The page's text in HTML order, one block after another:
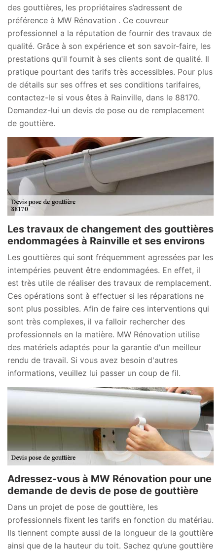
des gouttières, les propriétaires s’adressent de
préférence à MW Rénovation . Ce couvreur
professionnel a la réputation de fournir des travaux de
qualité. Grâce à son expérience et son savoir-faire, les
prestations qu'il fournit à ses clients sont de qualité. Il
pratique pourtant des tarifs très accessibles. Pour plus
de détails sur ses offres et ses conditions tarifaires,
contactez-le si vous êtes à Rainville, dans le 88170.
Demandez-lui un devis de pose ou de remplacement
de gouttière.
Les travaux de changement des gouttières
endommagées à Rainville et ses environs
Les gouttières qui sont fréquemment agressées par les
intempéries peuvent être endommagées. En effet, il
est très utile de réaliser des travaux de remplacement.
Ces opérations sont à effectuer si les réparations ne
sont plus possibles. Afin de faire ces interventions qui
sont très complexes, il va falloir rechercher des
professionnels en la matière. MW Rénovation utilise
des matériels adaptés pour la garantie d'un meilleur
rendu de travail. Si vous avez besoin d'autres
informations, veuillez lui passer un coup de fil.
Adressez-vous à MW Rénovation pour une
demande de devis de pose de gouttière
Dans un projet de pose de gouttière, les
professionnels fixent les tarifs en fonction du matériau.
Ils tiennent compte aussi de la longueur de la gouttière
ainsi que de la hauteur du toit. Sachez qu’une gouttière